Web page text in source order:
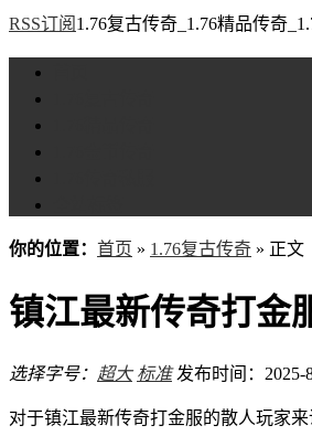
RSS订阅 1.76复古传奇_1.76精品传奇
你的位置： 首页 » 1.76复古传奇 » 正文
镇江最新传奇打金
选择字号： 超大 标准 发布时间：2025-
对于镇江最新传奇打金服的散人玩家